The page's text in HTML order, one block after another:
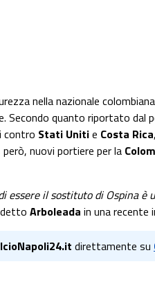
nella nazionale
Secondo quanto riportato dal
contro Stati Unitie Costa Rica
nuovi portiere per la
essere il sostituto di Ospina è
Arboleada in una recente
direttamente su